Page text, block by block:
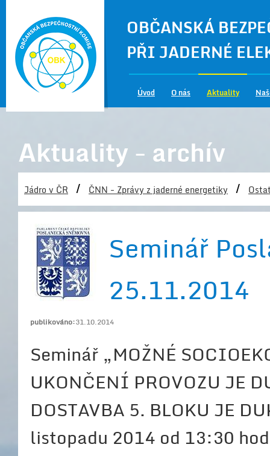
OBČANSKÁ
PŘI JADERNÉ
Úvod O nás Aktuality
Aktuality - archív
Jádro v ČR / ČNN - Zprávy z jaderné energetiky /
Seminář
25.11.2014
publikováno:31.10.2014
Seminář „MOŽNÉ
UKONČENÍ PROVOZU JE
DOSTAVBA 5. BLOKU JE
listopadu 2014 od 13:30